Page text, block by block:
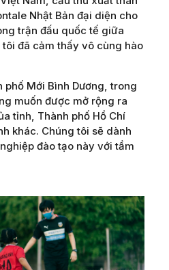
Nhật Bản đại diện cho
trận đấu quốc tế giữa
đã cảm thấy vô cùng hào
Mới Bình Dương, trong
muốn được mở rộng ra
tỉnh, Thành phố Hồ Chí
khác. Chúng tôi sẽ dành
đào tạo này với tầm